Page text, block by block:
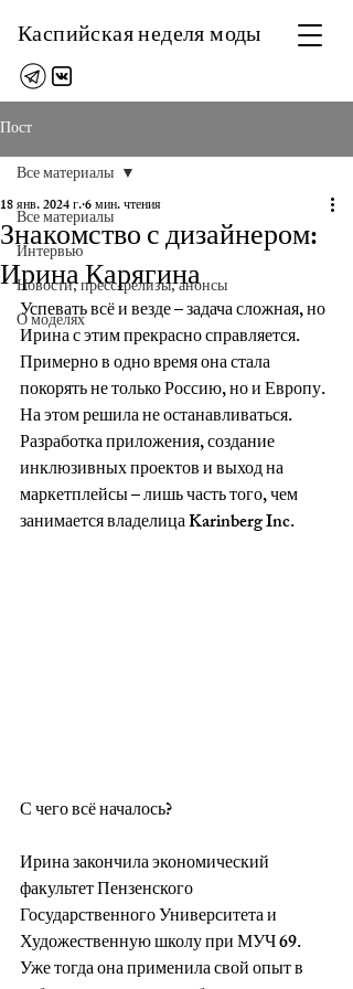
Каспийская неделя моды
Пост
Все материалы
Интервью
Новости, пресс-релизы, анонсы
О моделях
Все материалы
Знакомство с дизайнером:
Ирина Карягина
18 янв. 2024 г.6 мин. чтения
Успевать всё и везде – задача сложная, но
Ирина с этим прекрасно справляется.
Примерно в одно время она стала
покорять не только Россию, но и Европу.
На этом решила не останавливаться.
Разработка приложения, создание
инклюзивных проектов и выход на
маркетплейсы – лишь часть того, чем
занимается владелица Karinberg Inc.
С чего всё началось?
Ирина закончила экономический
факультет Пензенского
Государственного Университета и
Художественную школу при МУЧ 69.
Уже тогда она применила свой опыт в